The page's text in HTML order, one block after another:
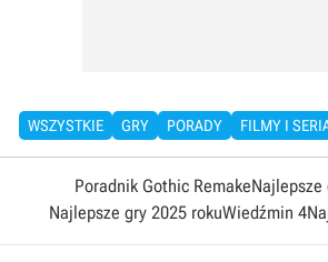
WSZYSTKIE GRY PORADY FILMY I
Poradnik Gothic RemakeNajlepsze
Najlepsze gry 2025 rokuWiedźmin 4